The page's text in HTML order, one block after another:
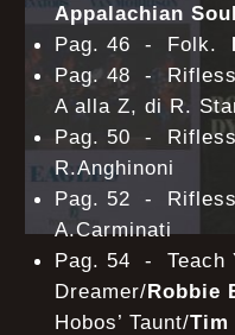
Appalachian Soul
Pag. 46 - Folk.
Pag. 48 -
A alla Z, di R.
Pag. 50 -
R.Anghinoni
Pag. 52 -
A.Carminati
Pag. 54 - Teach
Dreamer/Robbie
Hobos’ Taunt/Tim